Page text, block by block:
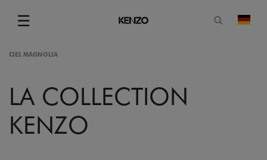
☰
Menu
CIEL MAGNOLIA
LA COLLECTION
KENZO